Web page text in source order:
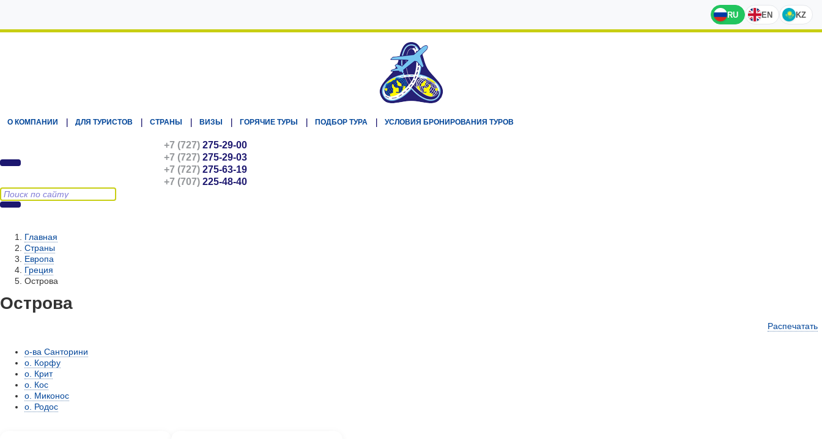
RU EN KZ
О КОМПАНИИ ДЛЯ ТУРИСТОВ СТРАНЫ ВИЗЫ ГОРЯЧИЕ ТУРЫ ПОДБОР ТУРА УСЛОВИЯ БРОНИРОВАНИЯ ТУРОВ
+7 (727) 275-29-00
+7 (727) 275-29-03
+7 (727) 275-63-19
+7 (707) 225-48-40
Главная
Страны
Европа
Греция
Острова
Острова
Распечатать
о-ва Санторини
о. Корфу
о. Крит
о. Кос
о. Миконос
о. Родос